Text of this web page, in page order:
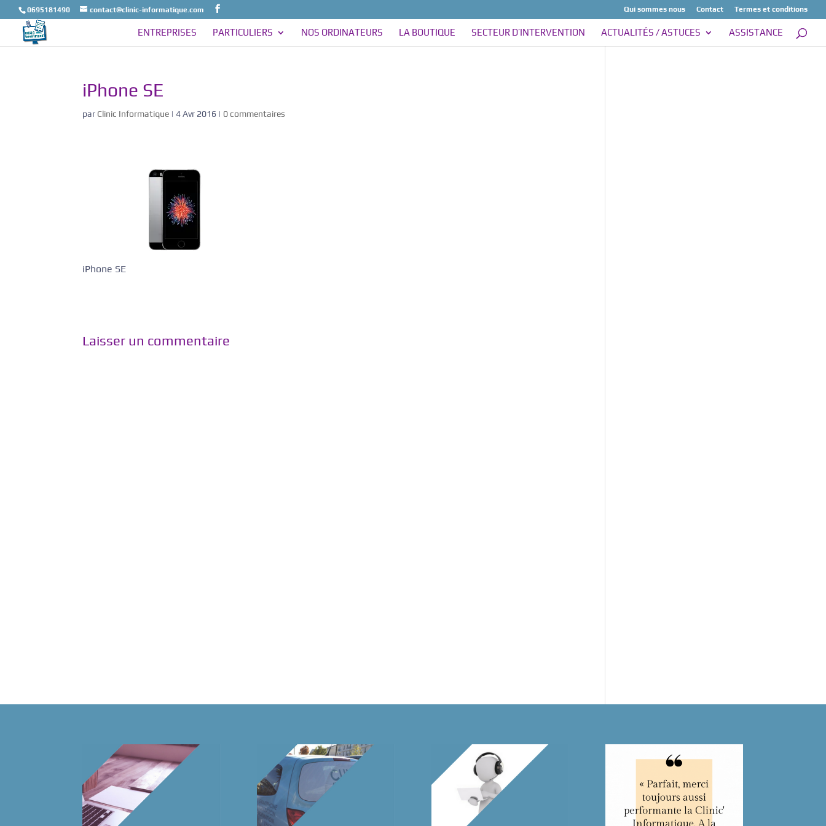
0695181490 contact@clinic-informatique.com Qui sommes nous Contact Termes et conditions
ENTREPRISES PARTICULIERS NOS ORDINATEURS LA BOUTIQUE SECTEUR D’INTERVENTION ACTUALITÉS / ASTUCES ASSISTANCE
iPhone SE
par Clinic Informatique |4 Avr 2016 | 0 commentaires
iPhone SE
Laisser un commentaire